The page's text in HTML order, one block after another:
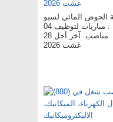
الحوض المائي لسبو
: مباريات لتوظيف 04
مناصب. آخر أجل 28
غشت 2026